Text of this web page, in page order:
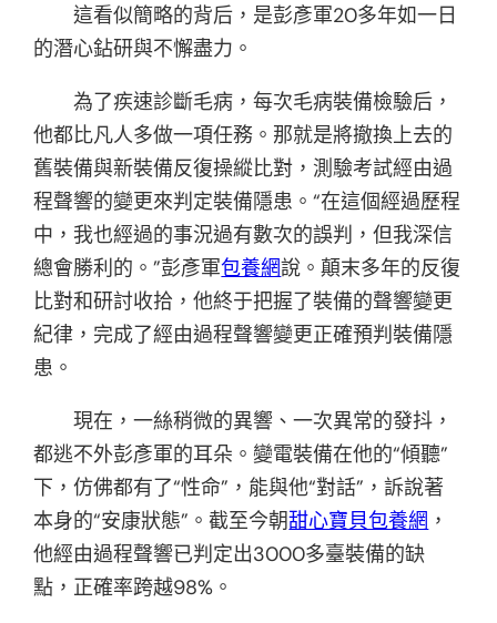
這看似簡略的背后，是彭彥軍20多年如一日
的潛心鉆研與不懈盡力。
為了疾速診斷毛病，每次毛病裝備檢驗后，
他都比凡人多做一項任務。那就是將撤換上去的
舊裝備與新裝備反復操縱比對，測驗考試經由過
程聲響的變更來判定裝備隱患。“在這個經過歷程
中，我也經過的事況過有數次的誤判，但我深信
總會勝利的。”彭彥軍包養網說。顛末多年的反復
比對和研討收拾，他終于把握了裝備的聲響變更
紀律，完成了經由過程聲響變更正確預判裝備隱
患。
現在，一絲稍微的異響、一次異常的發抖，
都逃不外彭彥軍的耳朵。變電裝備在他的“傾聽”
下，仿佛都有了“性命”，能與他“對話”，訴說著
本身的“安康狀態”。截至今朝甜心寶貝包養網 ，
他經由過程聲響已判定出3000多臺裝備的缺
點，正確率跨越98%。